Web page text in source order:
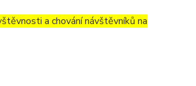
a chování návštěvníků na